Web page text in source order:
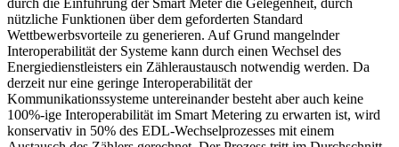
durch die Einführung der Smart Meter die Gelegenheit, durch
nützliche Funktionen über dem geforderten Standard
Wettbewerbsvorteile zu generieren. Auf Grund mangelnder
Interoperabilität der Systeme kann durch einen Wechsel des
Energiedienstleisters ein Zähleraustausch notwendig werden. Da
derzeit nur eine geringe Interoperabilität der
Kommunikationssysteme untereinander besteht aber auch keine
100%-ige Interoperabilität im Smart Metering zu erwarten ist, wird
konservativ in 50% des EDL-Wechselprozesses mit einem